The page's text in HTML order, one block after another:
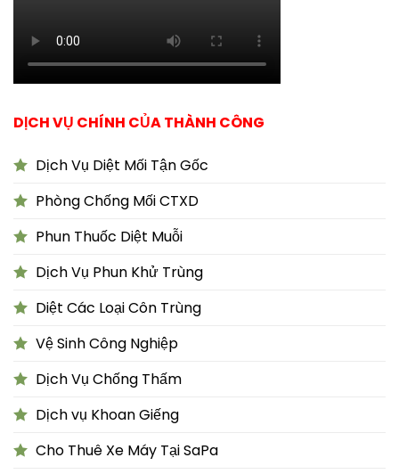
DỊCH VỤ CHÍNH CỦA THÀNH CÔNG
Dịch Vụ Diệt Mối Tận Gốc
Phòng Chống Mối CTXD
Phun Thuốc Diệt Muỗi
Dịch Vụ Phun Khử Trùng
Diệt Các Loại Côn Trùng
Vệ Sinh Công Nghiệp
Dịch Vụ Chống Thấm
Dịch vụ Khoan Giếng
Cho Thuê Xe Máy Tại SaPa